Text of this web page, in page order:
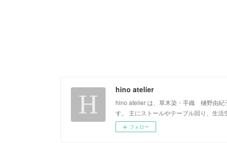
hino atelier
hino atelier は、草木染・手織 樋野由紀
す。 主にストールやテーブル回り、生活
フォロー